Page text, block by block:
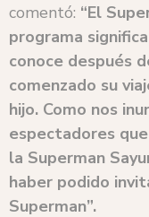
comentó: “El
programa
conoce después
comenzado su
hijo. Como nos
espectadores
la Superman
haber podido
Superman”.